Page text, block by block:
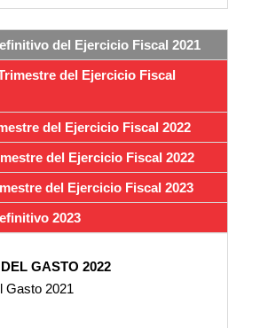
del Ejercicio Fiscal 2021
del Ejercicio Fiscal
del Ejercicio Fiscal 2022
del Ejercicio Fiscal 2022
del Ejercicio Fiscal 2023
2023
GASTO 2022
Gasto 2021